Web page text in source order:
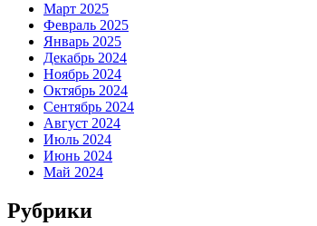
Март 2025
Февраль 2025
Январь 2025
Декабрь 2024
Ноябрь 2024
Октябрь 2024
Сентябрь 2024
Август 2024
Июль 2024
Июнь 2024
Май 2024
Рубрики